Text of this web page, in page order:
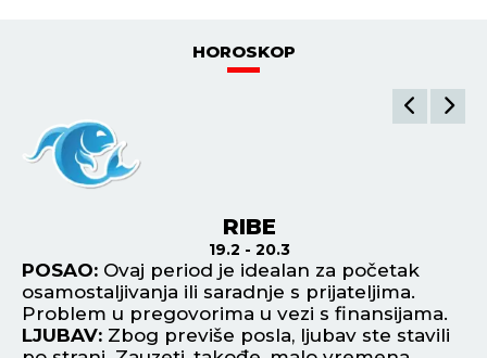
HOROSKOP
RIBE
19.2 - 20.3
POSAO: Ovaj period je idealan za početak
osamostaljivanja ili saradnje s prijateljima.
Problem u pregovorima u vezi s finansijama.
LJUBAV: Zbog previše posla, ljubav ste stavili